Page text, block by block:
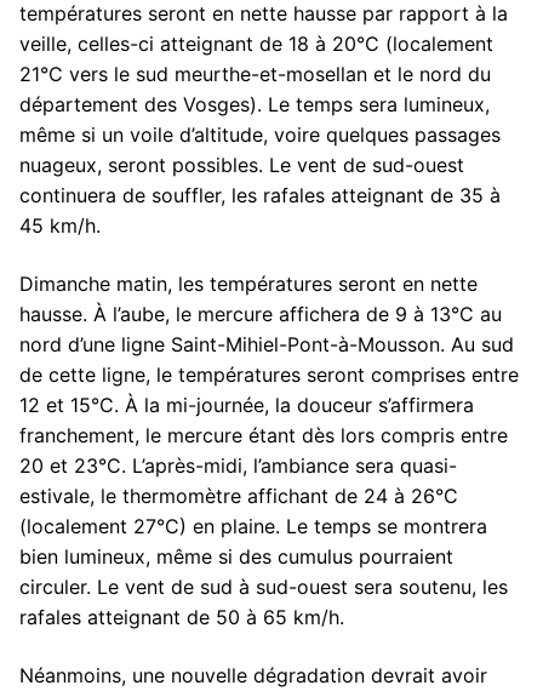
températures seront en nette hausse par rapport à la
veille, celles-ci atteignant de 18 à 20°C (localement
21°C vers le sud meurthe-et-mosellan et le nord du
département des Vosges). Le temps sera lumineux,
même si un voile d’altitude, voire quelques passages
nuageux, seront possibles. Le vent de sud-ouest
continuera de souffler, les rafales atteignant de 35 à
45 km/h.
Dimanche matin, les températures seront en nette
hausse. À l’aube, le mercure affichera de 9 à 13°C au
nord d’une ligne Saint-Mihiel-Pont-à-Mousson. Au sud
de cette ligne, le températures seront comprises entre
12 et 15°C. À la mi-journée, la douceur s’affirmera
franchement, le mercure étant dès lors compris entre
20 et 23°C. L’après-midi, l’ambiance sera quasi-
estivale, le thermomètre affichant de 24 à 26°C
(localement 27°C) en plaine. Le temps se montrera
bien lumineux, même si des cumulus pourraient
circuler. Le vent de sud à sud-ouest sera soutenu, les
rafales atteignant de 50 à 65 km/h.
Néanmoins, une nouvelle dégradation devrait avoir